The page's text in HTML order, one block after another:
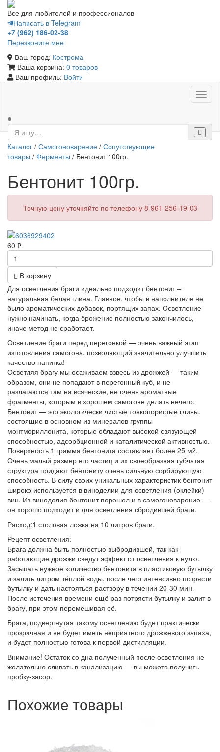
Все для любителей и профессионалов
Написать в Telegram
+7 (962) 186-02-38
Перезвоните мне
Ваш город: Кострома
Ваша корзина: 0 товаров
Ваш профиль: Войти
Каталог / Самогоноварение / Сопутствующие
товары / Ферменты / Бентонит 100гр.
Бентонит 100гр.
Точную цену уточняйте по телефону 8-961-256-19-03
60 ₽
В корзину
Для осветления браги идеально подходит бентонит –
натуральная белая глина. Главное, чтобы в наполнителе не
было ароматических добавок, портящих запах. Осветление
нужно начинать, когда брожение полностью закончилось,
иначе метод не сработает.
Осветление браги перед перегонкой — очень важный этап
изготовления самогона, позволяющий значительно улучшить
качество напитка!
Осветляя брагу мы осаживаем взвесь из дрожжей — таким
образом, они не попадают в перегонный куб, и не
разлагаются там на всяческие, не очень ароматные
фрагменты, которым в хорошем самогоне делать нечего.
Бентонит — это экологически чистые тонкопористые глины,
состоящие в основном из минералов группы
монтмориллонита, которые обладают высокой связующей
способностью, адсорбционной и каталитической активностью.
Поверхность 1 грамма бентонита составляет более 25 м2.
Очень малый размер его частиц и их своеобразная губчатая
структура придают бентониту очень сильную сорбирующую
способность. В силу своих уникальных характеристик бентонит
широко используется в виноделии для осветления (оклейки)
вин. Из виноделия бентонит перешел и в самогоноварение —
он хорошо подходит и для осветления сбродившей браги.
Расход:1 столовая ложка на 10 литров браги.
Рецепт осветления:
Брага должна быть полностью выбродившей, так как
работающие дрожжи сведут эффект от осветления к нулю.
Засыпать нужное количество бентонита в пластиковую бутылку
и залить литром тёплой воды, после чего интенсивно потрясти
бутылку и дать настояться раствору в течении 20-30 мин.
После истечения времени ещё раз потрясти бутылку и залит в
брагу, при этом перемешивая её.
Брага, подвергнутая такому осветлению будет практически
прозрачная и не будет иметь неприятного дрожжевого запаха,
и будет полностью готова к первой дистилляции.
Внимание! Остаток со дна полученный после осветления не
желательно сливать в канализацию — вы можете получить
пробку-засор.
Похожие товары